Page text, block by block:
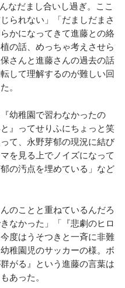
なだまし合いし過ぎ。ここ
られない」「だましだまさ
かになってきて進藤との絡
の話、めっちゃ考えさせら
さんと進藤さんの過去の話
して理解するのが難しい回
。
幼稚園で習わなかったの
』ってせりふにちょっと笑
て、永野芽郁の現況に結び
を見る上でノイズになって
の汚点を埋めている」など
のことと重ねているんだろ
なかった」「『悲劇のヒロ
度はうそつきと一斉に非難
稚園児のサッカーの様。ボ
がる』という進藤の言葉は
あった。